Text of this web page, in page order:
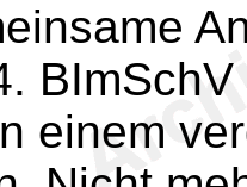
einem